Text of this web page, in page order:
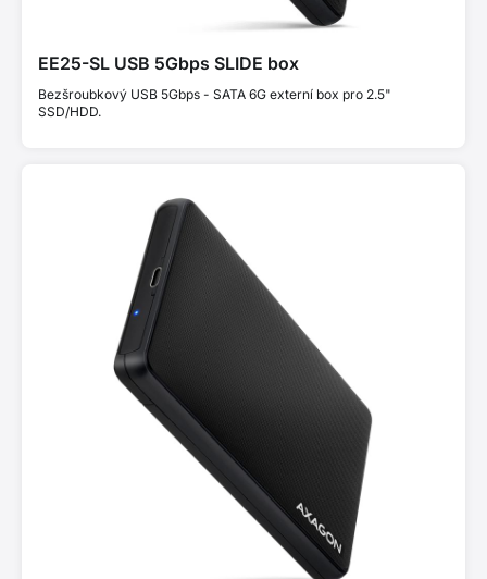
EE25-SL USB 5Gbps SLIDE box
Bezšroubkový USB 5Gbps - SATA 6G externí box pro 2.5"
SSD/HDD.